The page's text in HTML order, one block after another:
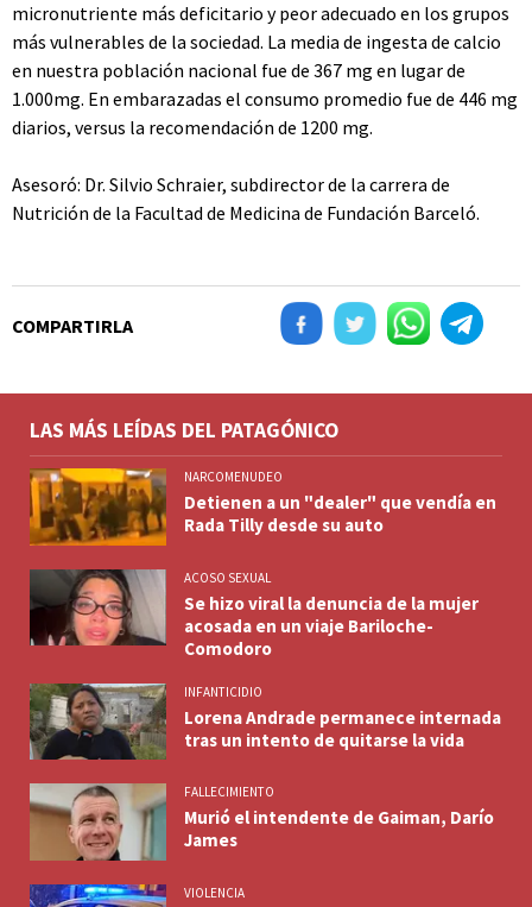
micronutriente más deficitario y peor adecuado en los grupos
más vulnerables de la sociedad. La media de ingesta de calcio
en nuestra población nacional fue de 367 mg en lugar de
1.000mg. En embarazadas el consumo promedio fue de 446 mg
diarios, versus la recomendación de 1200 mg.
Asesoró: Dr. Silvio Schraier, subdirector de la carrera de
Nutrición de la Facultad de Medicina de Fundación Barceló.
COMPARTIRLA
LAS MÁS LEÍDAS DEL PATAGÓNICO
NARCOMENUDEO
Detienen a un "dealer" que vendía en
Rada Tilly desde su auto
ACOSO SEXUAL
Se hizo viral la denuncia de la mujer
acosada en un viaje Bariloche-
Comodoro
INFANTICIDIO
Lorena Andrade permanece internada
tras un intento de quitarse la vida
FALLECIMIENTO
Murió el intendente de Gaiman, Darío
James
VIOLENCIA